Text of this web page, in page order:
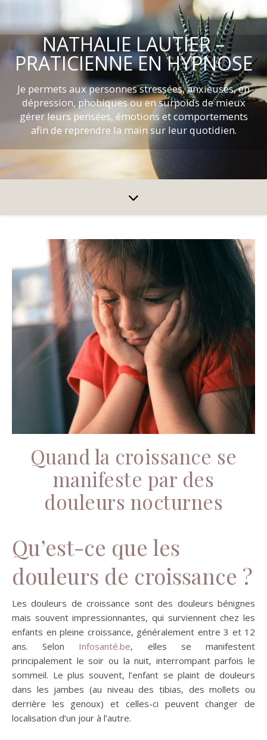
NATHALIE LAUTIER –
PRATICIENNE EN HYPNOSE
Je permets aux personnes stressées, anxieuses, en
dépression, phobiques ou en surpoids de mieux
gérer leurs pensées, émotions et comportements
afin de reprendre la main sur leur quotidien.
Quand la croissance se
manifeste par des
douleurs nocturnes
Qu’est-ce que les
douleurs de croissance ?
Les douleurs de croissance sont des douleurs bénignes
mais souvent impressionnantes, qui surviennent chez les
enfants en pleine croissance, généralement entre 3 et 12
ans. Selon Infosanté.be, elles se manifestent
principalement le soir ou la nuit, interrompant parfois le
sommeil. Le plus souvent, l’enfant se plaint de douleurs
dans les jambes (au niveau des tibias, des mollets ou
derrière les genoux) et celles-ci peuvent changer de
localisation d’un jour à l’autre.